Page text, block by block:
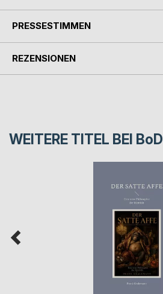
PRESSESTIMMEN
REZENSIONEN
WEITERE TITEL BEI BoD